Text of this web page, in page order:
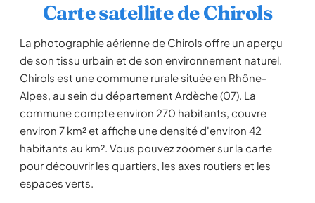
Carte satellite de Chirols
La photographie aérienne de Chirols offre un aperçu
de son tissu urbain et de son environnement naturel.
Chirols est une commune rurale située en Rhône-
Alpes, au sein du département Ardèche (07). La
commune compte environ 270 habitants, couvre
environ 7 km² et affiche une densité d'environ 42
habitants au km². Vous pouvez zoomer sur la carte
pour découvrir les quartiers, les axes routiers et les
espaces verts.